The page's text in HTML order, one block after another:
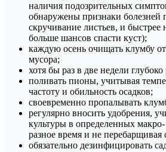
наличия подозрительных
обнаружены признаки болезней
скручивание листьев, и быстрее
больше шансов спасти куст);
каждую осень очищать клумбу
мусора;
хотя бы раз в две недели
поливать пионы, учитывая
частоту и обильность осадков;
своевременно пропалывать
регулярно вносить удобрения,
культуры в определенных
разное время и не перебарщивая
обязательно дезинфицировать